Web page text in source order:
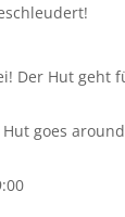
Der Hut geht
goes